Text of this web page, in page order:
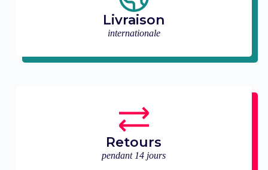
Livraison
internationale
Retours
pendant 14 jours